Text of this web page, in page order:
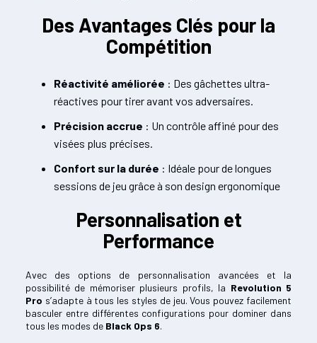
Des Avantages Clés pour la
Compétition
Réactivité améliorée : Des gâchettes ultra-
réactives pour tirer avant vos adversaires.
Précision accrue : Un contrôle affiné pour des
visées plus précises.
Confort sur la durée : Idéale pour de longues
sessions de jeu grâce à son design ergonomique
Personnalisation et
Performance
Avec des options de personnalisation avancées et la
possibilité de mémoriser plusieurs profils, la Revolution 5
Pro s’adapte à tous les styles de jeu. Vous pouvez facilement
basculer entre différentes configurations pour dominer dans
tous les modes de Black Ops 6.